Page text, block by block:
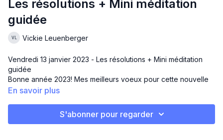
Les résolutions + Mini méditation
guidée
Vickie Leuenberger
Vendredi 13 janvier 2023 - Les résolutions + Mini méditation
guidée
Bonne année 2023! Mes meilleurs voeux pour cette nouvelle
année.
En savoir plus
S'abonner pour regarder